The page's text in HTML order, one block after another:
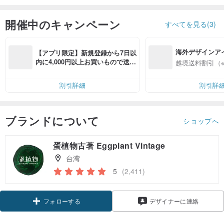
開催中のキャンペーン すべてを見る(3)
【アプリ限定】新規登録から7日以
内に4,000円以上お買いもので送料
割引詳細
海外デザインア
入
越境送料割引（
割引詳
ブランドについて ショップへ
蛋植物古著 Eggplant Vintage
台湾
5 (2,411)
フォローする デザイナーに連絡